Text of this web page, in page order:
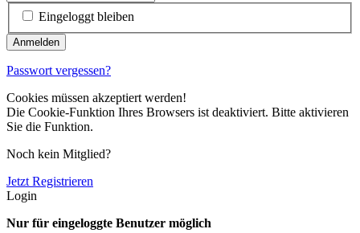
Eingeloggt bleiben
Passwort vergessen?
Cookies müssen akzeptiert werden!
Die Cookie-Funktion Ihres Browsers ist deaktiviert. Bitte aktivieren
Sie die Funktion.
Noch kein Mitglied?
Jetzt Registrieren
Login
Nur für eingeloggte Benutzer möglich